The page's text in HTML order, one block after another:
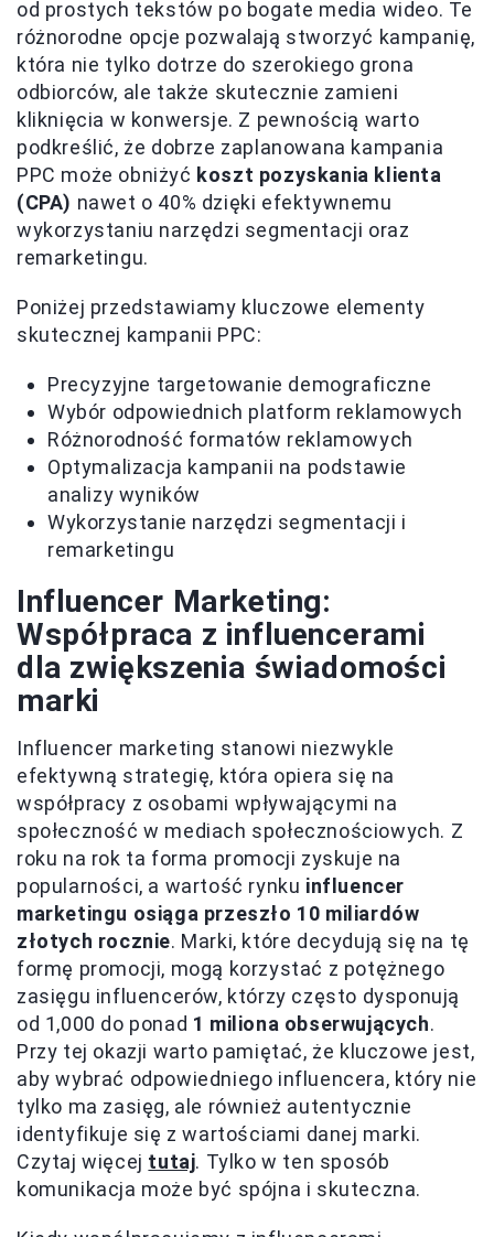
od prostych tekstów po bogate media wideo. Te
różnorodne opcje pozwalają stworzyć kampanię,
która nie tylko dotrze do szerokiego grona
odbiorców, ale także skutecznie zamieni
kliknięcia w konwersje. Z pewnością warto
podkreślić, że dobrze zaplanowana kampania
PPC może obniżyć koszt pozyskania klienta
(CPA) nawet o 40% dzięki efektywnemu
wykorzystaniu narzędzi segmentacji oraz
remarketingu.
Poniżej przedstawiamy kluczowe elementy
skutecznej kampanii PPC:
Precyzyjne targetowanie demograficzne
Wybór odpowiednich platform reklamowych
Różnorodność formatów reklamowych
Optymalizacja kampanii na podstawie
analizy wyników
Wykorzystanie narzędzi segmentacji i
remarketingu
Influencer Marketing:
Współpraca z influencerami
dla zwiększenia świadomości
marki
Influencer marketing stanowi niezwykle
efektywną strategię, która opiera się na
współpracy z osobami wpływającymi na
społeczność w mediach społecznościowych. Z
roku na rok ta forma promocji zyskuje na
popularności, a wartość rynku influencer
marketingu osiąga przeszło 10 miliardów
złotych rocznie. Marki, które decydują się na tę
formę promocji, mogą korzystać z potężnego
zasięgu influencerów, którzy często dysponują
od 1,000 do ponad 1 miliona obserwujących.
Przy tej okazji warto pamiętać, że kluczowe jest,
aby wybrać odpowiedniego influencera, który nie
tylko ma zasięg, ale również autentycznie
identyfikuje się z wartościami danej marki.
Czytaj więcej tutaj. Tylko w ten sposób
komunikacja może być spójna i skuteczna.